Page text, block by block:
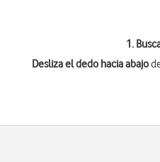
1.
Desliza el dedo hacia abajo